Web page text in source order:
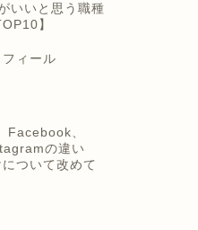
いいと思う職種
】
ィール
Facebook、
の違い
ついて改めて